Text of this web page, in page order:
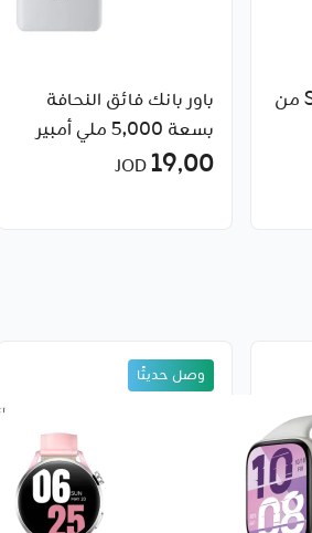
ساعة ذكية SW/65G من
باور بانك فائق النحافة
بسعة 5,000 ملي أمبير
من شاومي (إصدار GL)
19٫00JOD
وصل حديثًا